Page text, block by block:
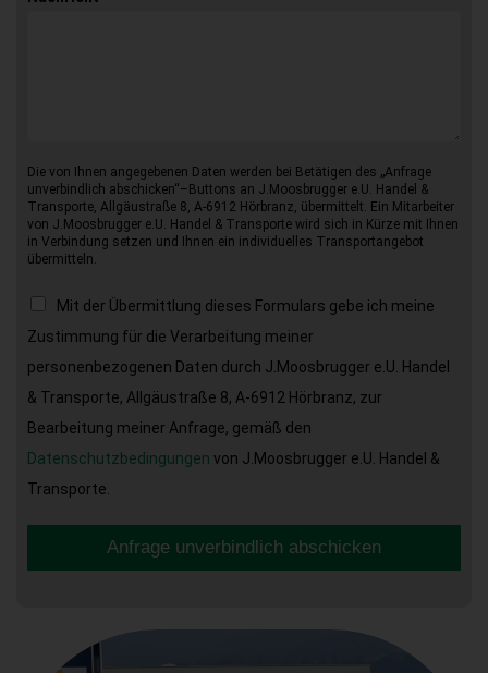
Die von Ihnen angegebenen Daten werden bei Betätigen des „Anfrage
unverbindlich abschicken“–Buttons an J.Moosbrugger e.U. Handel &
Transporte, Allgäustraße 8, A-6912 Hörbranz, übermittelt. Ein Mitarbeiter
von J.Moosbrugger e.U. Handel & Transporte wird sich in Kürze mit Ihnen
in Verbindung setzen und Ihnen ein individuelles Transportangebot
übermitteln.
Mit der Übermittlung dieses Formulars gebe ich meine
Zustimmung für die Verarbeitung meiner
personenbezogenen Daten durch J.Moosbrugger e.U. Handel
& Transporte, Allgäustraße 8, A-6912 Hörbranz, zur
Bearbeitung meiner Anfrage, gemäß den
Datenschutzbedingungen von J.Moosbrugger e.U. Handel &
Transporte.
Anfrage unverbindlich abschicken